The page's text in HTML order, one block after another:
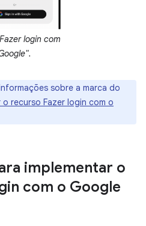
login com
sobre a marca do
o recurso Fazer login com o
implementar o
com o Google